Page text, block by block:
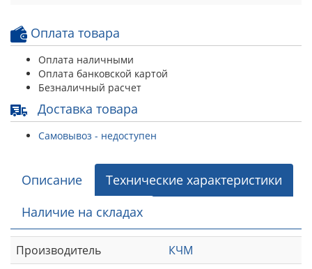
Оплата товара
Оплата наличными
Оплата банковской картой
Безналичный расчет
Доставка товара
Самовывоз - недоступен
Описание
Технические характеристики
Наличие на складах
Производитель
КЧМ